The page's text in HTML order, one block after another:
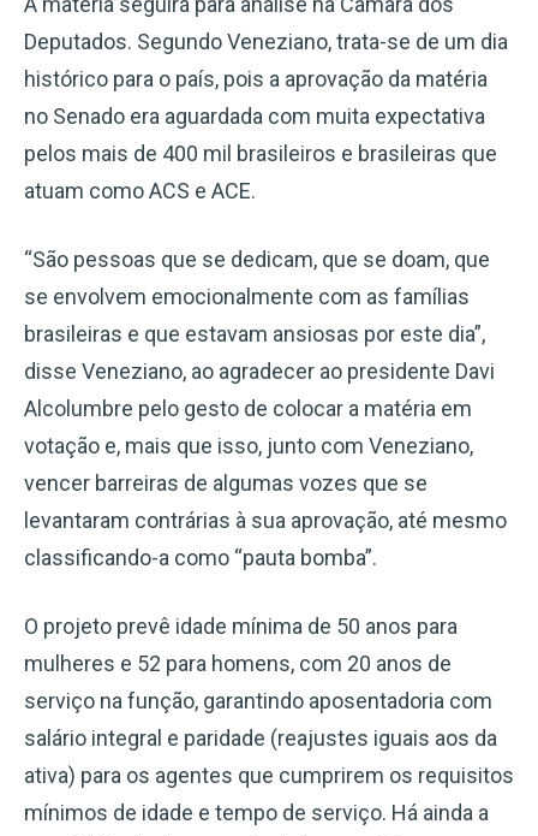
Deputados. Segundo Veneziano, trata-se de um dia
histórico para o país, pois a aprovação da matéria
no Senado era aguardada com muita expectativa
pelos mais de 400 mil brasileiros e brasileiras que
atuam como ACS e ACE.
“São pessoas que se dedicam, que se doam, que
se envolvem emocionalmente com as famílias
brasileiras e que estavam ansiosas por este dia”,
disse Veneziano, ao agradecer ao presidente Davi
Alcolumbre pelo gesto de colocar a matéria em
votação e, mais que isso, junto com Veneziano,
vencer barreiras de algumas vozes que se
levantaram contrárias à sua aprovação, até mesmo
classificando-a como “pauta bomba”.
O projeto prevê idade mínima de 50 anos para
mulheres e 52 para homens, com 20 anos de
serviço na função, garantindo aposentadoria com
salário integral e paridade (reajustes iguais aos da
ativa) para os agentes que cumprirem os requisitos
mínimos de idade e tempo de serviço. Há ainda a